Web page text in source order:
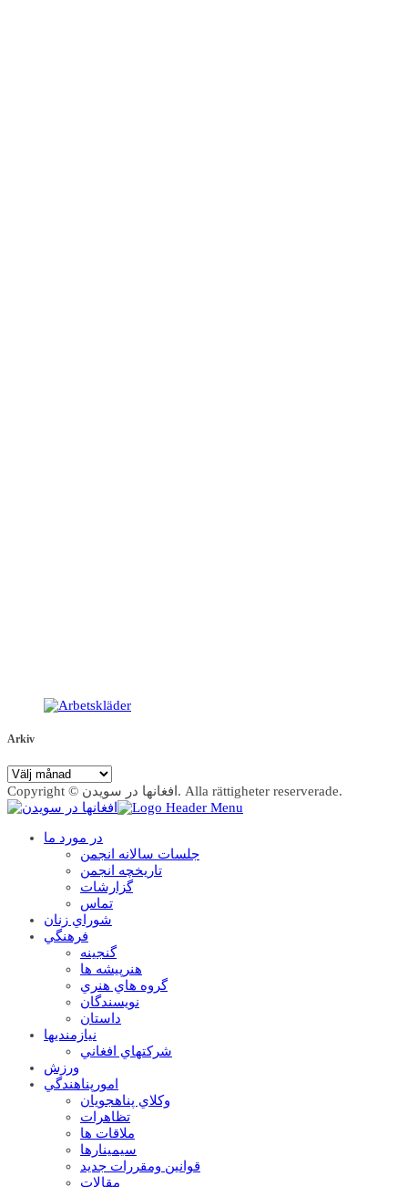
Arkiv
Arkiv
Copyright © افغانها در سویدن. Alla rättigheter reserverade.
در مورد ما
جلسات سالانه انجمن
تاریخچه انجمن
گزارشات
تماس
شوراي زنان
فرهنگي
گنجينه
هنرپيشه ها
گروه هاي هنري
نويسندگان
داستان
نيازمنديها
شرکتهاي افغاني
ورزش
امورپناهندگي
وکلاي پناهجويان
تظاهرات
ملاقات ها
سيمينارها
قوانين ومقررات جديد
مقالات